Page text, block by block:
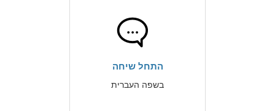
התחל שיחה
בשפה העברית